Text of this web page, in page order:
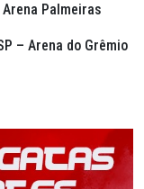
Palmeiras
– Arena do Grêmio